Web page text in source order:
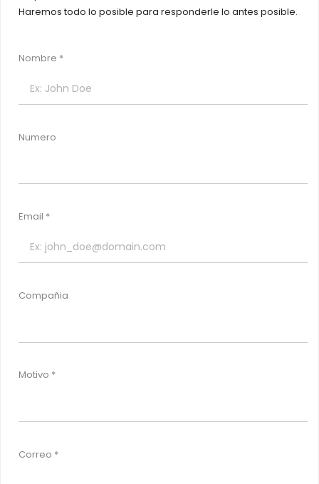
Haremos todo lo posible para responderle lo antes posible.
Nombre
Numero
Email
Compañia
Motivo
Correo